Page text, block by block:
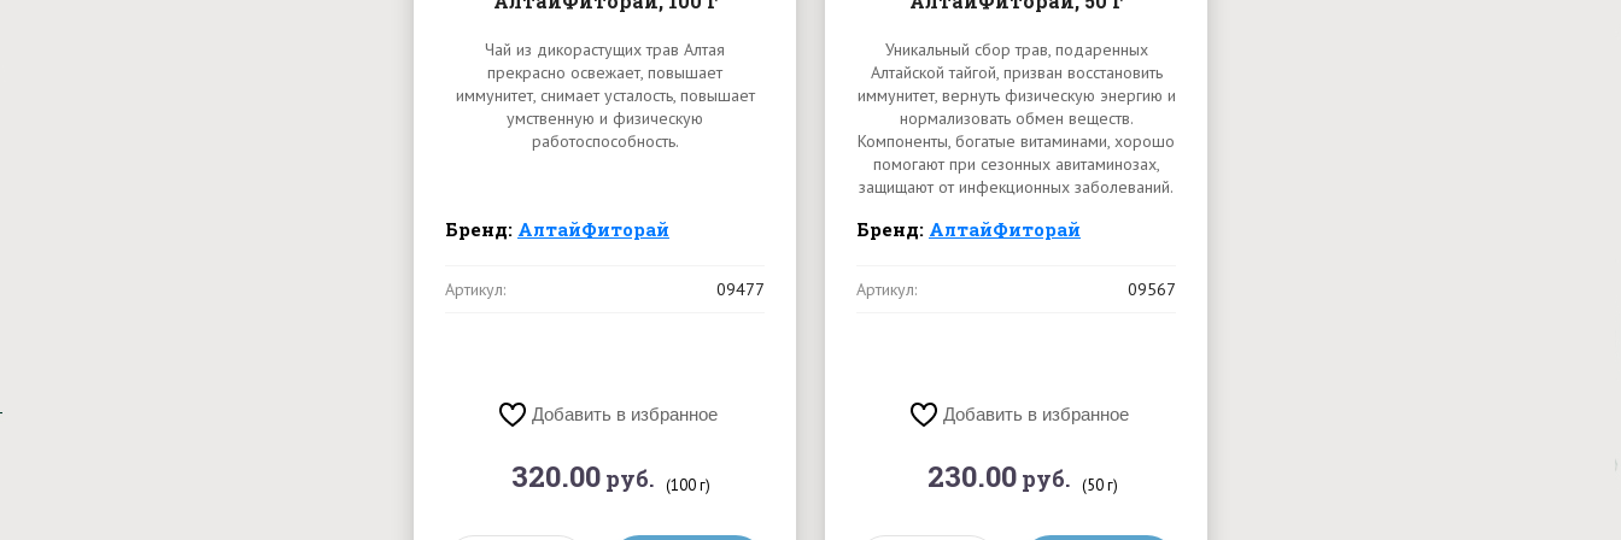
Чай из дикорастущих трав Алтая
прекрасно освежает, повышает
иммунитет, снимает усталость, повышает
умственную и физическую
работоспособность.
Бренд: АлтайФиторай
Артикул: 09477
Добавить в избранное
320.00 руб. (100 г)
Уникальный сбор трав, подаренных
Алтайской тайгой, призван восстановить
иммунитет, вернуть физическую энергию и
нормализовать обмен веществ.
Компоненты, богатые витаминами, хорошо
помогают при сезонных авитаминозах,
защищают от инфекционных заболеваний.
Бренд: АлтайФиторай
Артикул: 09567
Добавить в избранное
230.00руб. (50 г)